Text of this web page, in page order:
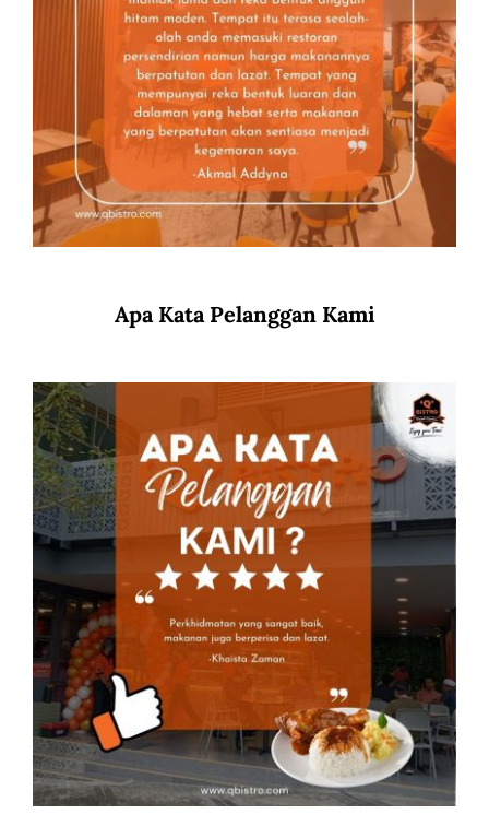
Apa Kata Pelanggan Kami